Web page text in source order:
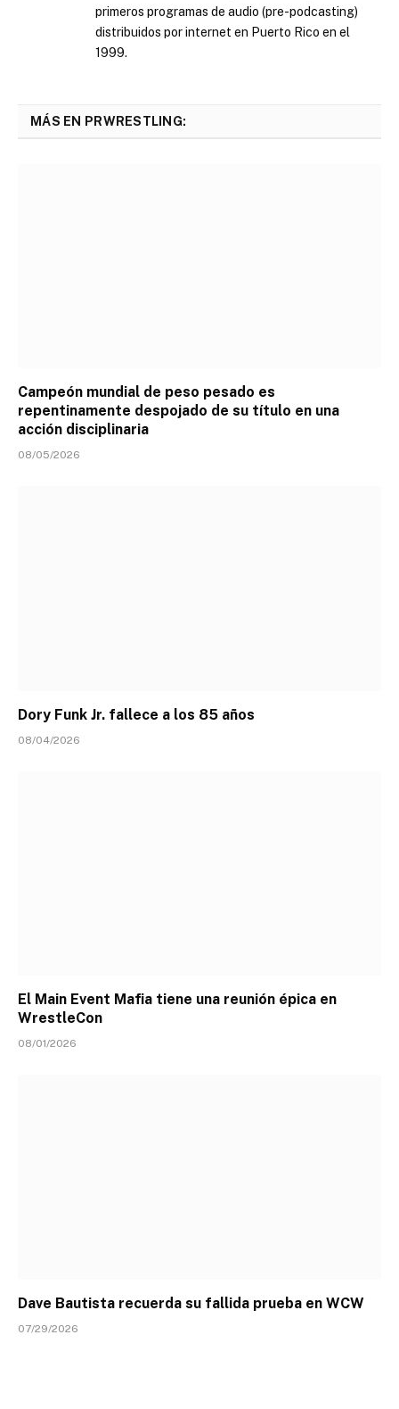
primeros programas de audio (pre-podcasting)
distribuidos por internet en Puerto Rico en el
1999.
MÁS EN PRWRESTLING:
Campeón mundial de peso pesado es
repentinamente despojado de su título en una
acción disciplinaria
08/05/2026
Dory Funk Jr. fallece a los 85 años
08/04/2026
El Main Event Mafia tiene una reunión épica en
WrestleCon
08/01/2026
Dave Bautista recuerda su fallida prueba en WCW
07/29/2026